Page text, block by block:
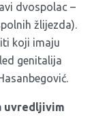
dvospolac –
žlijezda).
koji imaju
genitalija
uvredljivim